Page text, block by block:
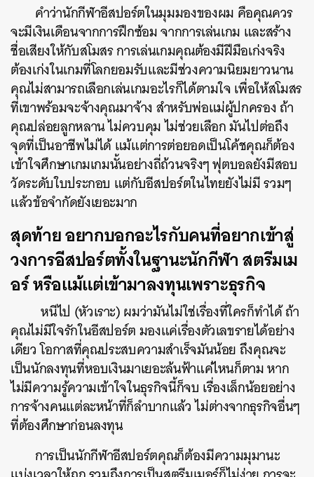
คำว่านักกีฬาอีสปอร์ตในมุมมองของผม คือคุณควร
จะมีเงินเดือนจากการฝึกซ้อม จากการเล่นเกม และสร้าง
ชื่อเสียงให้กับสโมสร การเล่นเกมคุณต้องมีฝีมือเก่งจริง
ต้องเก่งในเกมที่โลกยอมรับและมีช่วงความนิยมยาวนาน
คุณไม่สามารถเลือกเล่นเกมอะไรก็ได้ตามใจ เพื่อให้สโมสร
ที่เขาพร้อมจะจ้างคุณมาจ้าง สำหรับพ่อแม่ผู้ปกครอง ถ้า
คุณปล่อยลูกหลาน ไม่ควบคุม ไม่ช่วยเลือก มันไปต่อถึง
จุดที่เป็นอาชีพไม่ได้ แม้แต่การต่อยอดเป็นโค้ชคุณก็ต้อง
เข้าใจศึกษาเกมเกมนั้นอย่างถี่ถ้วนจริงๆ ฟุตบอลยังมีสอบ
วัดระดับใบประกอบ แต่กับอีสปอร์ตในไทยยังไม่มี รวมๆ
แล้วข้อจำกัดยังเยอะมาก
สุดท้าย อยากบอกอะไรกับคนที่อยากเข้าสู่
วงการอีสปอร์ตทั้งในฐานะนักกีฬา สตรีมเม
อร์ หรือแม้แต่เข้ามาลงทุนเพราะธุรกิจ
หนีไป (หัวเราะ) ผมว่ามันไม่ใช่เรื่องที่ใครก็ทำได้ ถ้า
คุณไม่มีใจรักในอีสปอร์ต มองแค่เรื่องตัวเลขรายได้อย่าง
เดียว โอกาสที่คุณประสบความสำเร็จมันน้อย ถึงคุณจะ
เป็นนักลงทุนที่หอบเงินมาเยอะล้นฟ้าแค่ไหนก็ตาม หาก
ไม่มีความรู้ความเข้าใจในธุรกิจนี้ก็จบ เรื่องเล็กน้อยอย่าง
การจ้างคนแต่ละหน้าที่ก็ลำบากแล้ว ไม่ต่างจากธุรกิจอื่นๆ
ที่ต้องศึกษาก่อนลงทุน
การเป็นนักกีฬาอีสปอร์ตคุณก็ต้องมีความมุมานะ